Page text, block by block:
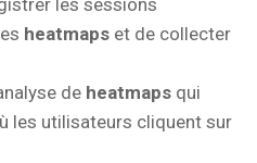
les sessions
heatmaps et de collecter
de heatmaps qui
les utilisateurs cliquent sur